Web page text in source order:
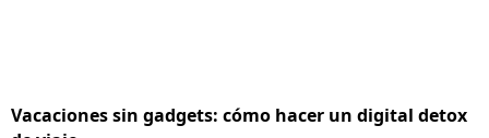
Vacaciones sin gadgets: cómo hacer un digital detox